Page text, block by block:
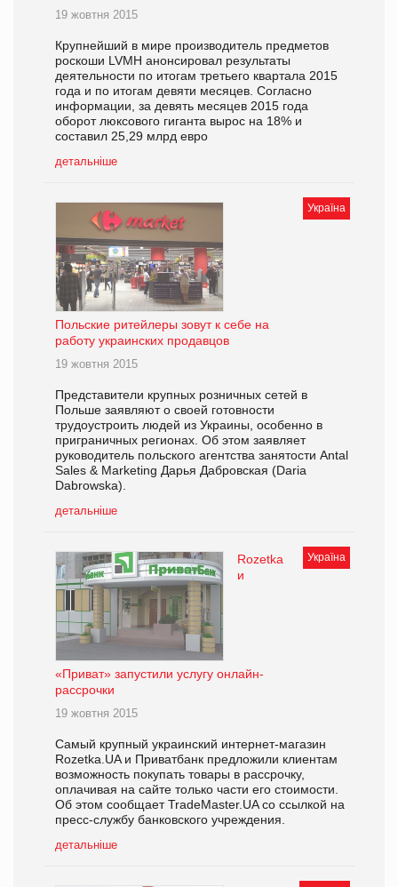
19 жовтня 2015
Крупнейший в мире производитель предметов
роскоши LVMH анонсировал результаты
деятельности по итогам третьего квартала 2015
года и по итогам девяти месяцев. Согласно
информации, за девять месяцев 2015 года
оборот люксового гиганта вырос на 18% и
составил 25,29 млрд евро
детальніше
Україна
Польские ритейлеры зовут к себе на
работу украинских продавцов
19 жовтня 2015
Представители крупных розничных сетей в
Польше заявляют о своей готовности
трудоустроить людей из Украины, особенно в
приграничных регионах. Об этом заявляет
руководитель польского агентства занятости Antal
Sales & Marketing Дарья Дабровская (Daria
Dabrowska).
детальніше
Україна
Rozetka
и
«Приват» запустили услугу онлайн-
рассрочки
19 жовтня 2015
Самый крупный украинский интернет-магазин
Rozetka.UA и Приватбанк предложили клиентам
возможность покупать товары в рассрочку,
оплачивая на сайте только части его стоимости.
Об этом сообщает TradeMaster.UA со ссылкой на
пресс-службу банковского учреждения.
детальніше